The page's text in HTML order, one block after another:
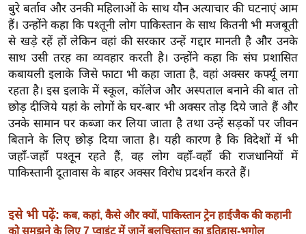
सा
ल
श
ख्सि
य
त
यं
ग
इं
डि
सा
बुरे बर्ताव और उनकी महिलाओं के साथ यौन अत्याचार की घटनाएं आम
हैं। उन्होंने कहा कि पश्तूनी लोग पाकिस्तान के साथ कितनी भी मजबूती
से खड़े रहें हों लेकिन वहां की सरकार उन्हें गद्दार मानती है और उनके
साथ उसी तरह का व्यवहार करती है। उन्होंने कहा कि संघ प्रशासित
कबायली इलाके जिसे फाटा भी कहा जाता है, वहां अक्सर कर्फ्यू लगा
रहता है। इस इलाके में स्कूल, कॉलेज और अस्पताल बनाने की बात तो
छोड़ दीजिये यहां के लोगों के घर-बार भी अक्सर तोड़ दिये जाते हैं और
उनके सामान पर कब्जा कर लिया जाता है तथा उन्हें सड़कों पर जीवन
बिताने के लिए छोड़ दिया जाता है। यही कारण है कि विदेशों में भी
जहाँ-जहाँ पश्तून रहते हैं, वह लोग वहाँ-वहाँ की राजधानियों में
पाकिस्तानी दूतावास के बाहर अक्सर विरोध प्रदर्शन करते हैं।
इसे भी पढ़ें: कब, कहां, कैसे और क्यों, पाकिस्तान ट्रेन हाईजैक की कहानी
को समझने के लिए 7 प्वाइंट में जानें बलूचिस्तान का इतिहास-भूगोल